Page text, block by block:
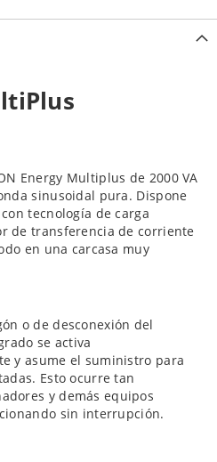
Energy Multiplus de 2000 VA
sinusoidal pura. Dispone
tecnología de carga
de transferencia de corriente
en una carcasa muy
o de desconexión del
se activa
y asume el suministro para
Esto ocurre tan
y demás equipos
sin interrupción.